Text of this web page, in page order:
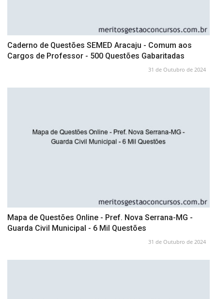
Caderno de Questões SEMED Aracaju - Comum aos
Cargos de Professor - 500 Questões Gabaritadas
31 de Outubro de 2024
Mapa de Questões Online - Pref. Nova Serrana-MG -
Guarda Civil Municipal - 6 Mil Questões
31 de Outubro de 2024